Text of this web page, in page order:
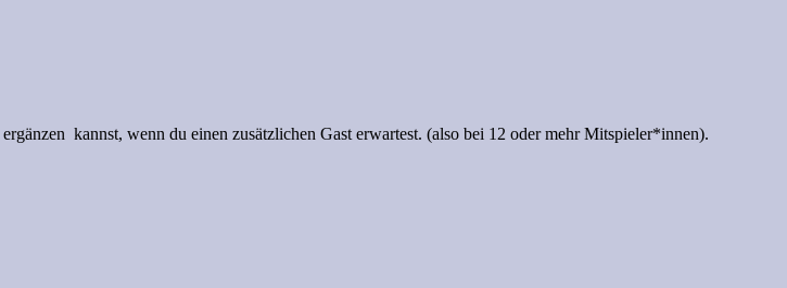
ergänzen kannst, wenn du einen zusätzlichen Gast erwartest. (also bei 12 oder mehr Mitspieler*innen).